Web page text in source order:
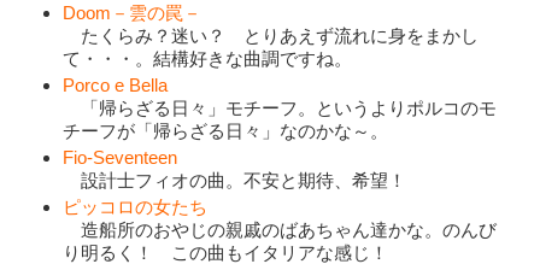
Doom－雲の罠－
たくらみ？迷い？ とりあえず流れに身をまかし
て・・・。結構好きな曲調ですね。
Porco e Bella
「帰らざる日々」モチーフ。というよりポルコのモ
チーフが「帰らざる日々」なのかな～。
Fio-Seventeen
設計士フィオの曲。不安と期待、希望！
ピッコロの女たち
造船所のおやじの親戚のばあちゃん達かな。のんび
り明るく！ この曲もイタリアな感じ！